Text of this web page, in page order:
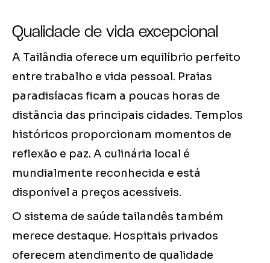
Qualidade de vida excepcional
A Tailândia oferece um equilíbrio perfeito
entre trabalho e vida pessoal. Praias
paradisíacas ficam a poucas horas de
distância das principais cidades. Templos
históricos proporcionam momentos de
reflexão e paz. A culinária local é
mundialmente reconhecida e está
disponível a preços acessíveis.
O sistema de saúde tailandês também
merece destaque. Hospitais privados
oferecem atendimento de qualidade